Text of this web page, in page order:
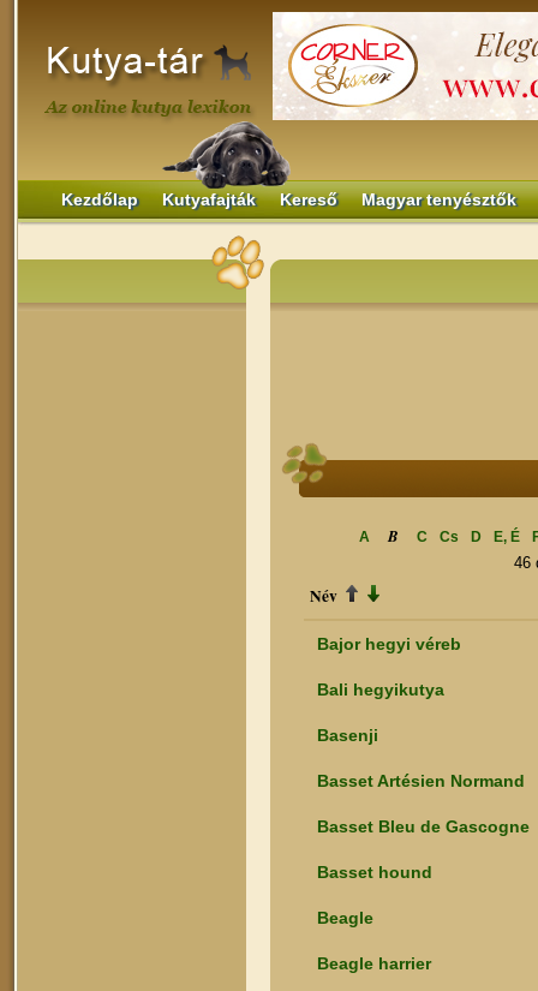
Kezdőlap Kutyafajták Kereső Magyar tenyésztők
A B C Cs D E, É
46
Név
Bajor hegyi véreb
Bali hegyikutya
Basenji
Basset Artésien Normand
Basset Bleu de Gascogne
Basset hound
Beagle
Beagle harrier